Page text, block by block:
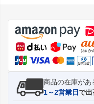
商品の在庫があ
1～2営業日で出